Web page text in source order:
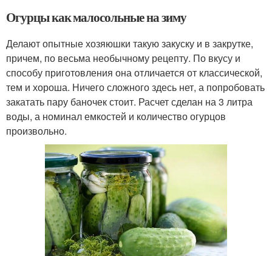
Огурцы как малосольные на зиму
Делают опытные хозяюшки такую закуску и в закрутке,
причем, по весьма необычному рецепту. По вкусу и
способу приготовления она отличается от классической,
тем и хороша. Ничего сложного здесь нет, а попробовать
закатать пару баночек стоит. Расчет сделан на 3 литра
воды, а номинал емкостей и количество огурцов
произвольно.